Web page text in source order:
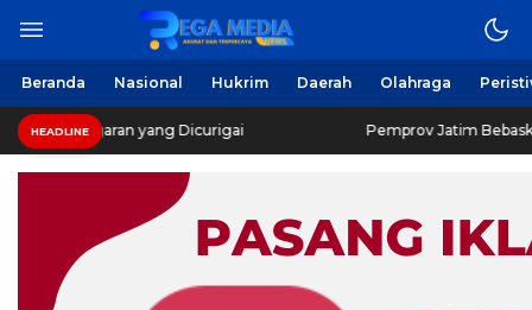
Beranda Nasional Hukrim Daerah Olahraga
HEADLINE
yang Dicurigai Pemprov Jatim Bebaskan Pajak